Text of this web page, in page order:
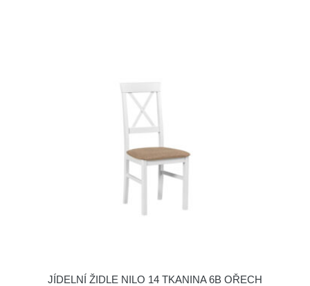
JÍDELNÍ ŽIDLE NILO 14 TKANINA 6B OŘECH